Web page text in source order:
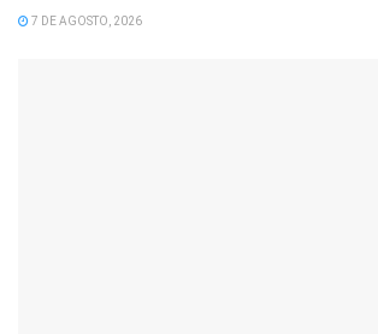
7 DE AGOSTO, 2026